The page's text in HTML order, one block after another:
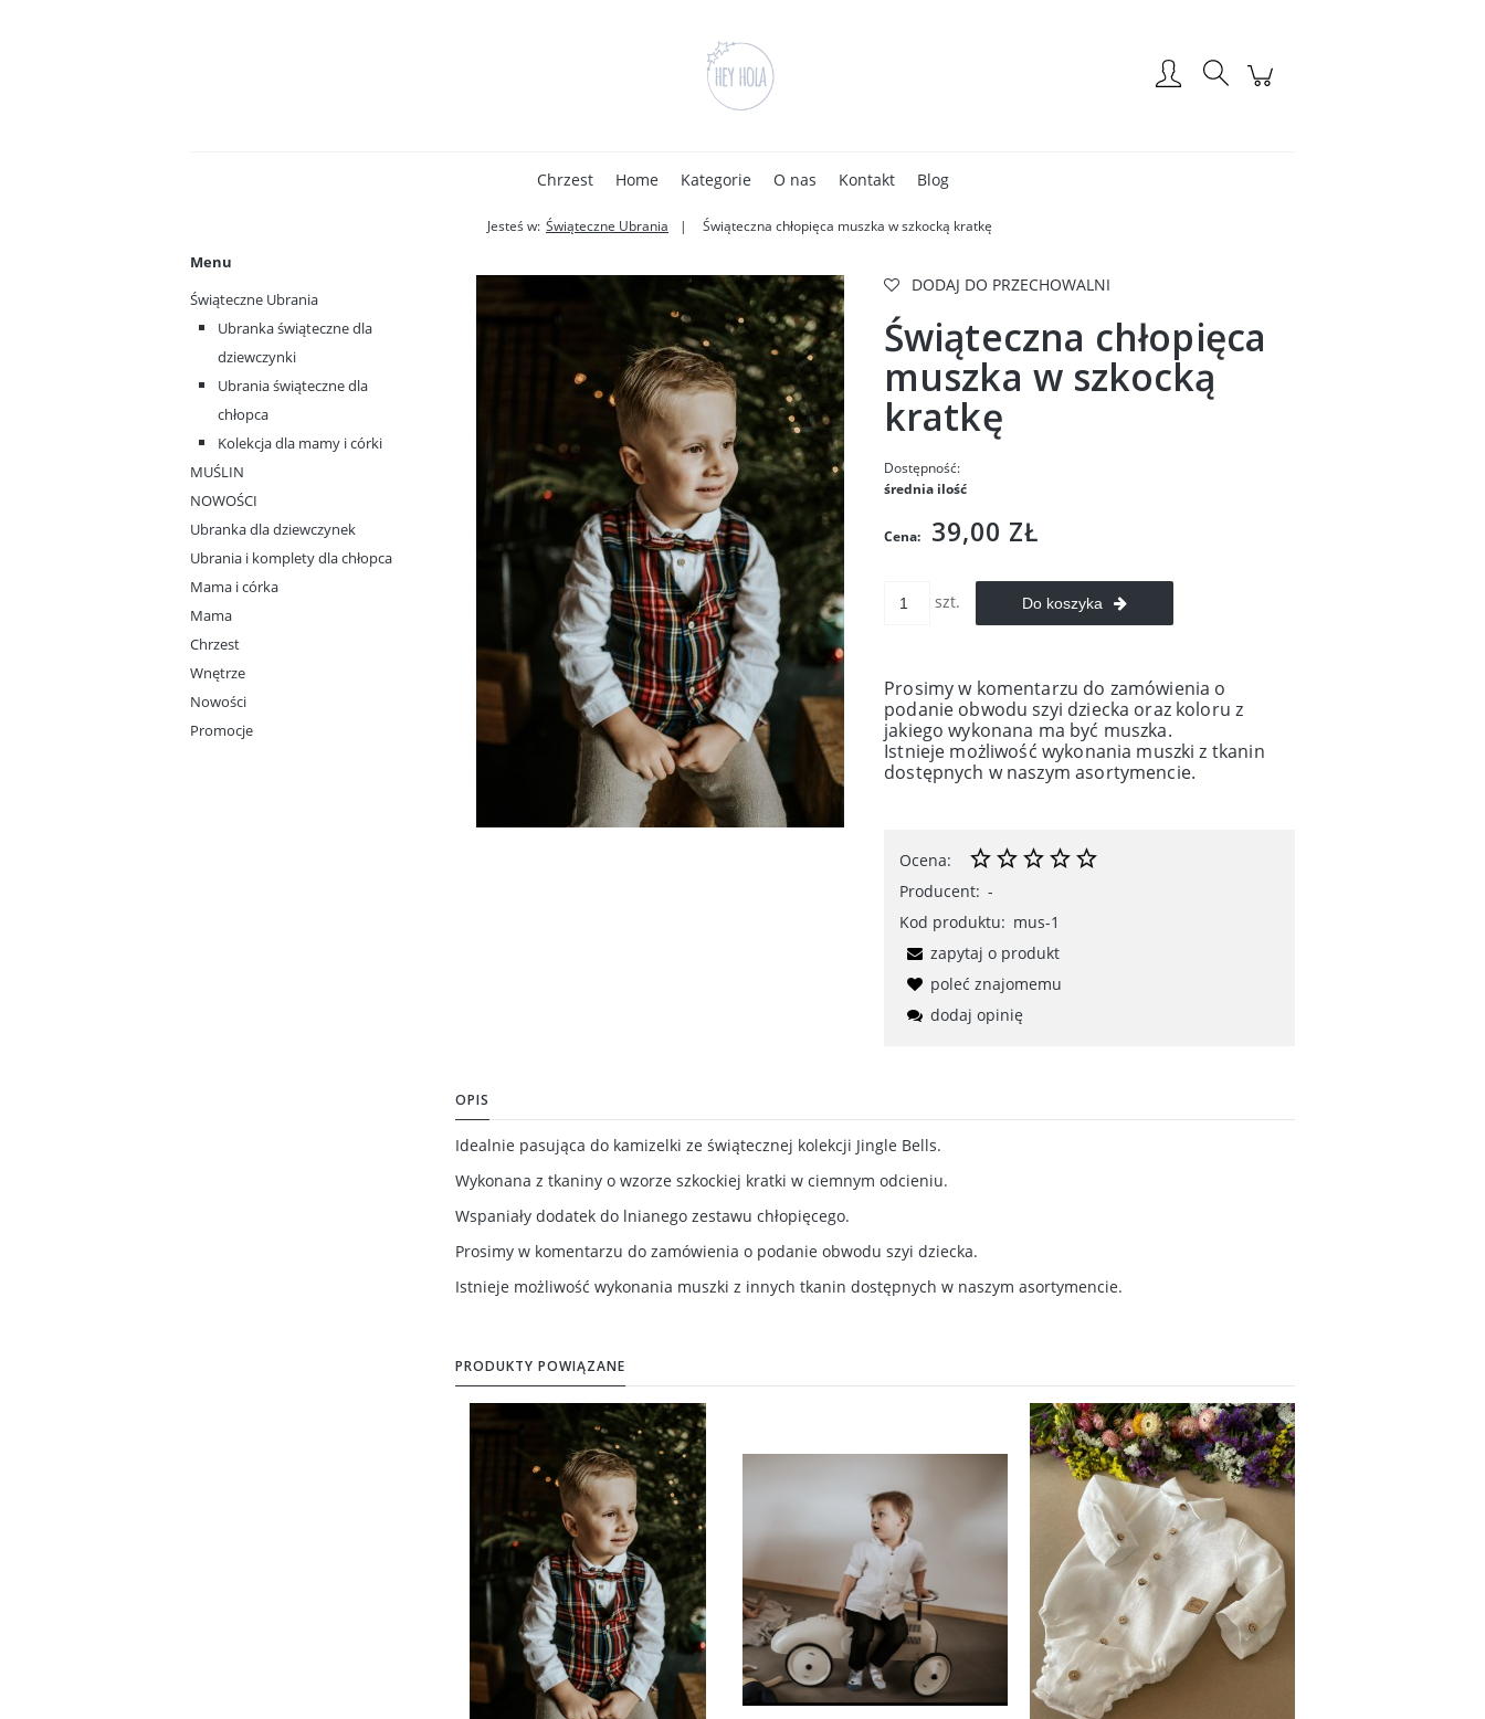
Chrzest Home Kategorie O nas Kontakt Blog
Jesteś w: Świąteczne Ubrania Świąteczna chłopięca muszka w szkocką kratkę
Menu
Świąteczne Ubrania
Ubranka świąteczne dla
dziewczynki
Ubrania świąteczne dla
chłopca
Kolekcja dla mamy i córki
MUŚLIN
NOWOŚCI
Ubranka dla dziewczynek
Ubrania i komplety dla chłopca
Mama i córka
Mama
Chrzest
Wnętrze
Nowości
Promocje
DODAJ DO PRZECHOWALNI
Świąteczna chłopięca
muszka w szkocką
kratkę
Dostępność:
średnia ilość
Cena: 39,00 ZŁ
szt. Do koszyka
Prosimy w komentarzu do zamówienia o
podanie obwodu szyi dziecka oraz koloru z
jakiego wykonana ma być muszka.
Istnieje możliwość wykonania muszki z tkanin
dostępnych w naszym asortymencie.
Ocena:
Producent: -
Kod produktu: mus-1
zapytaj o produkt
poleć znajomemu
dodaj opinię
OPIS
Idealnie pasująca do kamizelki ze świątecznej kolekcji Jingle Bells.
Wykonana z tkaniny o wzorze szkockiej kratki w ciemnym odcieniu.
Wspaniały dodatek do lnianego zestawu chłopięcego.
Prosimy w komentarzu do zamówienia o podanie obwodu szyi dziecka.
Istnieje możliwość wykonania muszki z innych tkanin dostępnych w naszym asortymencie.
PRODUKTY POWIĄZANE